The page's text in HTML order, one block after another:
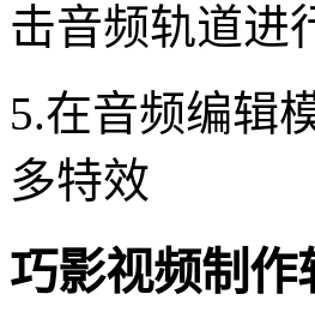
击音频轨道进
5.在音频编辑
多特效
巧影视频制作